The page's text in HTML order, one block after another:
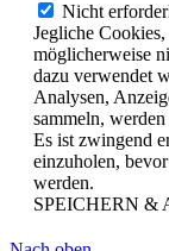
Nicht
Jegliche
möglicherweise
dazu verwendet
Analysen,
sammeln,
Es ist zwingend
einzuholen,
werden.
SPEICHERN &